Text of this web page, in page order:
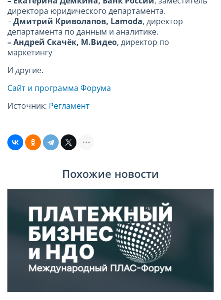
директора юридического департамента.
–Дмитрий Криволапов, Lamoda, директор
департамента по данным и аналитике.
– Андрей Скачёк, М.Видео, директор по
маркетингу
И другие.
Сайт и программа Форума
Источник: Регламент
Похожие новости